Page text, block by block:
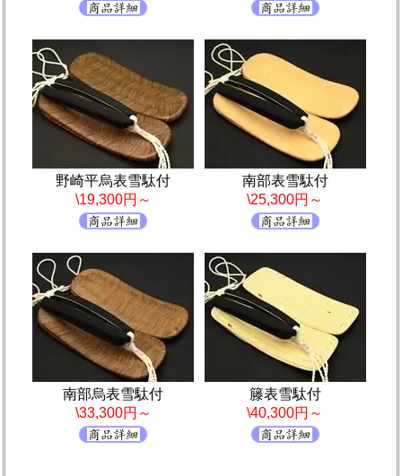
野崎平烏表雪駄付
\19,300円～
南部表雪駄付
\25,300円～
南部烏表雪駄付
\33,300円～
籐表雪駄付
\40,300円～